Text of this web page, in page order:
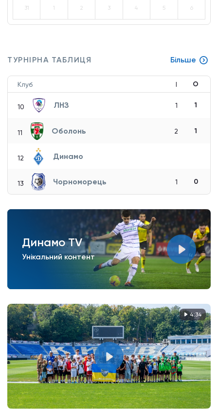
31 1 2 3 4 5 6
ТУРНІРНА ТАБЛИЦЯ Більше
Клуб І О
10 ЛНЗ 1 1
11 Оболонь 2 1
12 Динамо
13 Чорноморець 1 0
Динамо TV
Унікальний контент
4:34